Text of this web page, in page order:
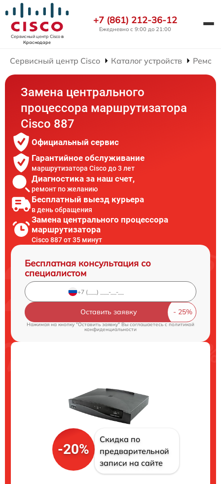
Сервисный центр Ciscoв
Краснодаре
+7 (861) 212-36-12
Ежедневно с 9:00 до 21:00
Сервисный центр Cisco Каталог устройств
Замена центрального
процессора маршрутизатора
Cisco 887
Официальный сервис
Гарантийное обслуживание
маршрутизатора Cisco до 3 лет
Диагностика за наш счет,
ремонт по желанию
Бесплатный выезд курьера
в день обращения
Замена центрального процессора
маршрутизатора
Cisco 887 от 35 минут
Бесплатная консультация со
специалистом
Оставить заявку
Нажимая на кнопку "Оставить заявку" Вы соглашаетесь cполитикой
конфиденциальности
-20%
Скидка по
предварительной
записи на сайте